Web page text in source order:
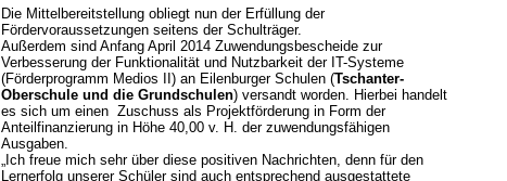
Die Mittelbereitstellung obliegt nun der Erfüllung der
Fördervoraussetzungen seitens der Schulträger.
Außerdem sind Anfang April 2014 Zuwendungsbescheide zur
Verbesserung der Funktionalität und Nutzbarkeit der IT-Systeme
(Förderprogramm Medios II) an Eilenburger Schulen (Tschanter-
Oberschule und die Grundschulen) versandt worden. Hierbei handelt
es sich um einen Zuschuss als Projektförderung in Form der
Anteilfinanzierung in Höhe 40,00 v. H. der zuwendungsfähigen
Ausgaben.
„Ich freue mich sehr über diese positiven Nachrichten, denn für den
Lernerfolg unserer Schüler sind auch entsprechend ausgestattete